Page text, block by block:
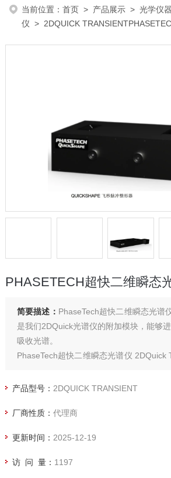
当前位置：首页 > 产品展示 >光学仪器
仪 > 2DQUICK
PHASETECH超快二维瞬态
简要描述： PhaseTech超快二维瞬态光谱
是我们2DQuick光谱仪的附加模块，能够
吸收光谱。
PhaseTech超快二维瞬态光谱仪 2DQuick
PHASETECH超快二维瞬态光谱仪
产品型号： 2DQUICK TRANSIENT
厂商性质： 代理商
更新时间： 2025-12-19
访 问 量： 1197